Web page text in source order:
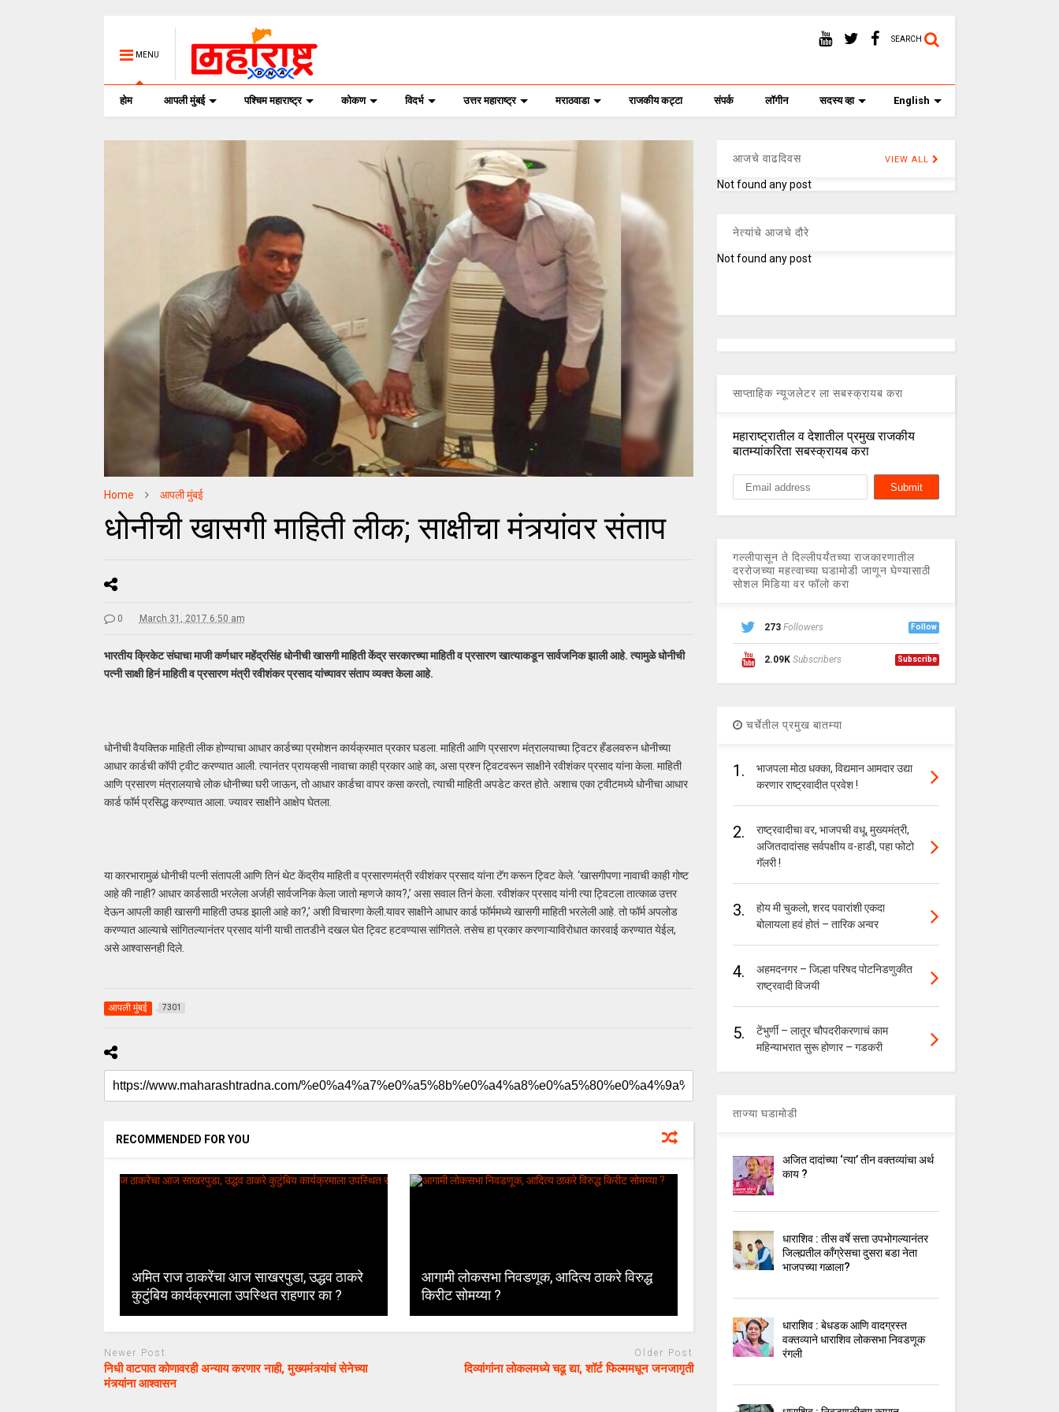
MENU
SEARCH
होम आपली मुंबई पश्चिम महाराष्ट्र कोकण विदर्भ उत्तर महाराष्ट्र मराठवाडा राजकीय कट्टा संपर्क लॉगीन सदस्य व्हा English
Home आपली मुंबई
धोनीची खासगी माहिती लीक; साक्षीचा मंत्र्यांवर संताप
0 March 31, 2017 6:50 am
भारतीय क्रिकेट संघाचा माजी कर्णधार महेंद्रसिंह धोनीची खासगी माहिती केंद्र सरकारच्या माहिती व प्रसारण खात्याकडून सार्वजनिक झाली आहे. त्यामुळे धोनीची
पत्नी साक्षी हिनं माहिती व प्रसारण मंत्री रवीशंकर प्रसाद यांच्यावर संताप व्यक्त केला आहे.
धोनीची वैयक्तिक माहिती लीक होण्याचा आधार कार्डच्या प्रमोशन कार्यक्रमात प्रकार घडला. माहिती आणि प्रसारण मंत्रालयाच्या ट्विटर हँडलवरुन धोनीच्या
आधार कार्डची कॉपी ट्वीट करण्यात आली. त्यानंतर प्रायव्हसी नावाचा काही प्रकार आहे का, असा प्रश्न ट्विटवरून साक्षीने रवीशंकर प्रसाद यांना केला. माहिती
आणि प्रसारण मंत्रालयाचे लोक धोनीच्या घरी जाऊन, तो आधार कार्डचा वापर कसा करतो, त्याची माहिती अपडेट करत होते. अशाच एका ट्वीटमध्ये धोनीचा आधार
कार्ड फॉर्म प्रसिद्ध करण्यात आला. ज्यावर साक्षीने आक्षेप घेतला.
या कारभारामुळं धोनीची पत्नी संतापली आणि तिनं थेट केंद्रीय माहिती व प्रसारणमंत्री रवीशंकर प्रसाद यांना टॅग करून ट्विट केले. ‘खासगीपणा नावाची काही गोष्ट
आहे की नाही? आधार कार्डसाठी भरलेला अर्जही सार्वजनिक केला जातो म्हणजे काय?,’ असा सवाल तिनं केला. रवीशंकर प्रसाद यांनी त्या ट्विटला तात्काळ उत्तर
देऊन आपली काही खासगी माहिती उघड झाली आहे का?,’ अशी विचारणा केली.यावर साक्षीने आधार कार्ड फॉर्ममध्ये खासगी माहिती भरलेली आहे. तो फॉर्म अपलोड
करण्यात आल्याचे सांगितल्यानंतर प्रसाद यांनी याची तातडीने दखल घेत ट्विट हटवण्यास सांगितले. तसेच हा प्रकार करणाऱ्याविरोधात कारवाई करण्यात येईल,
असे आश्वासनही दिले.
आपली मुंबई 7301
RECOMMENDED FOR YOU
अमित राज ठाकरेंचा आज साखरपुडा, उद्धव ठाकरे
कुटुंबिय कार्यक्रमाला उपस्थित राहणार का ?
आगामी लोकसभा निवडणूक, आदित्य ठाकरे विरुद्ध
किरीट सोमय्या ?
Newer Post
निधी वाटपात कोणावरही अन्याय करणार नाही, मुख्यमंत्र्यांचं सेनेच्या
मंत्र्यांना आश्वासन
Older Post
दिव्यांगांना लोकलमध्ये चढू द्या, शॉर्ट फिल्ममधून जनजागृती
आजचे वाढदिवस VIEW ALL
Not found any post
नेत्यांचे आजचे दौरे
Not found any post
साप्ताहिक न्यूजलेटर ला सबस्क्रायब करा
महाराष्ट्रातील व देशातील प्रमुख राजकीय
बातम्यांकरिता सबस्क्रायब करा
गल्लीपासून ते दिल्लीपर्यंतच्या राजकारणातील
दररोजच्या महत्वाच्या घडामोडी जाणून घेण्यासाठी
सोशल मिडिया वर फॉलो करा
273 Followers Follow
2.09K Subscribers Subscribe
चर्चेतील प्रमुख बातम्या
1.
भाजपला मोठा धक्का, विद्यमान आमदार उद्या
करणार राष्ट्रवादीत प्रवेश !
2.
राष्ट्रवादीचा वर, भाजपची वधू, मुख्यमंत्री,
अजितदादांसह सर्वपक्षीय व-हाडी, पहा फोटो
गॅलरी !
3.
होय मी चुकलो, शरद पवारांशी एकदा
बोलायला हवं होतं – तारिक अन्वर
4.
अहमदनगर – जिल्हा परिषद पोटनिडणुकीत
राष्ट्रवादी विजयी
5.
टेंभुर्णी – लातूर चौपदरीकरणाचं काम
महिन्याभरात सुरू होणार – गडकरी
ताज्या घडामोडी
अजित दादांच्या ‘त्या’ तीन वक्तव्यांचा अर्थ
काय ?
धाराशिव : तीस वर्षे सत्ता उपभोगल्यानंतर
जिल्ह्यतील कॉंग्रेसचा दुसरा बडा नेता
भाजपच्या गळाला?
धाराशिव : बेधडक आणि वादग्रस्त
वक्तव्याने धाराशिव लोकसभा निवडणूक
रंगली